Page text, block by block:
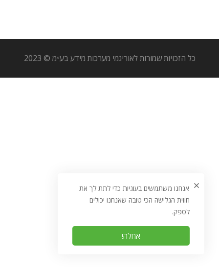
כל הזכויות שמורות לאוריגמי מערכות מידע בע״מ © 2023
אנחנו משתמשים בעוגיות כדי לתת לך את
חווית הגלישה הכי טובה שאנחנו יכולים
לספק.
אחלה!